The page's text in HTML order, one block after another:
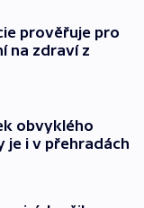
prověřuje pro
na zdraví z
obvyklého
je i v přehradách